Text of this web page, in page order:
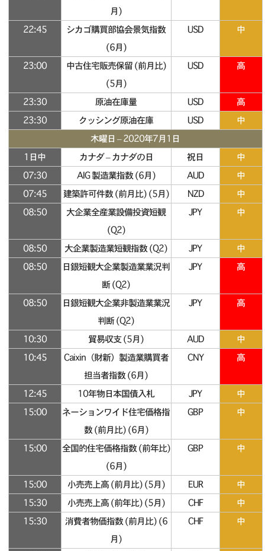
月)
22:45
シカゴ購買部協会景気指数
(6月)
USD 中
23:00
中古住宅販売保留 (前月比)
(5月)
USD 高
23:30 原油在庫量 USD
高
23:30
クッシング原油在庫 USD
中
木曜日 – 2020年7月1日
1日中
カナダ – カナダの日 祝日
中
07:30
AIG 製造業指数 (6月) AUD
中
07:45
建築許可件数 (前月比) (5月) NZD
中
08:50
大企業全産業設備投資短観
(Q2)
JPY 中
08:50 大企業製造業短観指数 (Q2) JPY
中
08:50
日銀短観大企業製造業業況判
断 (Q2)
JPY 高
08:50
日銀短観大企業非製造業業況
判断 (Q2)
JPY 高
10:30 貿易収支 (5月) AUD
中
10:45
Caixin（財新）製造業購買者
担当者指数 (6月)
CNY 高
12:45 10年物日本国債入札 JPY
中
15:00
ネーションワイド住宅価格指
数 (前月比) (6月)
GBP 中
15:00
全国的住宅価格指数 (前年比)
(6月)
GBP 中
15:00 小売売上高 (前月比) (5月) EUR
中
15:30
小売売上高 (前年比) (5月) CHF
中
15:30
消費者物価指数 (前月比) (6
月)
CHF 中